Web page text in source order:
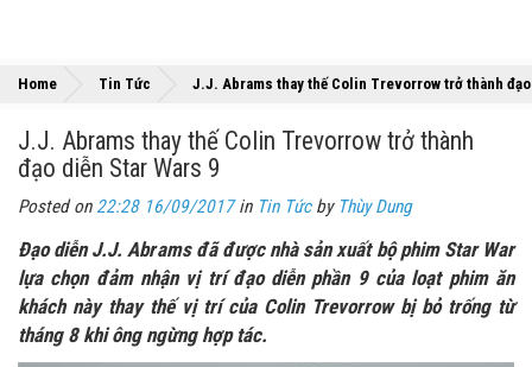
Home Tin Tức J.J. Abrams thay thế Colin Trevorrow trở thành
J.J. Abrams thay thế Colin Trevorrow trở thành
đạo diễn Star Wars 9
Posted on 22:28 16/09/2017in Tin Tứcby Thùy Dung
Đạo diễn J.J. Abrams đã được nhà sản xuất bộ phim Star War
lựa chọn đảm nhận vị trí đạo diễn phần 9 của loạt phim ăn
khách này thay thế vị trí của Colin Trevorrow bị bỏ trống từ
tháng 8 khi ông ngừng hợp tác.